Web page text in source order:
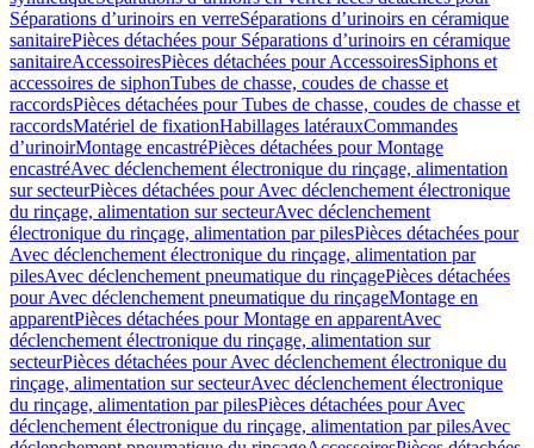
Séparations d’urinoirs en verreSéparations d’urinoirs en céramique
sanitairePièces détachées pour Séparations d’urinoirs en céramique
sanitaireAccessoiresPièces détachées pour AccessoiresSiphons et
accessoires de siphonTubes de chasse, coudes de chasse et
raccordsPièces détachées pour Tubes de chasse, coudes de chasse et
raccordsMatériel de fixationHabillages latérauxCommandes
dʼurinoirMontage encastréPièces détachées pour Montage
encastréAvec déclenchement électronique du rinçage, alimentation
sur secteurPièces détachées pour Avec déclenchement électronique
du rinçage, alimentation sur secteurAvec déclenchement
électronique du rinçage, alimentation par pilesPièces détachées pour
Avec déclenchement électronique du rinçage, alimentation par
pilesAvec déclenchement pneumatique du rinçagePièces détachées
pour Avec déclenchement pneumatique du rinçageMontage en
apparentPièces détachées pour Montage en apparentAvec
déclenchement électronique du rinçage, alimentation sur
secteurPièces détachées pour Avec déclenchement électronique du
rinçage, alimentation sur secteurAvec déclenchement électronique
du rinçage, alimentation par pilesPièces détachées pour Avec
déclenchement électronique du rinçage, alimentation par pilesAvec